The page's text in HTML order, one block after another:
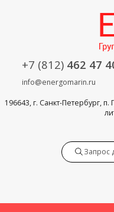
+7 (812) 462 47
info@energomarin.ru
196643, г. Санкт-Петербург,